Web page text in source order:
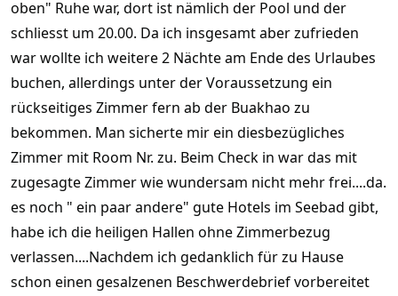
e
)
oben" Ruhe war, dort ist nämlich der Pool und der
schliesst um 20.00. Da ich insgesamt aber zufrieden
war wollte ich weitere 2 Nächte am Ende des Urlaubes
buchen, allerdings unter der Voraussetzung ein
rückseitiges Zimmer fern ab der Buakhao zu
bekommen. Man sicherte mir ein diesbezügliches
Zimmer mit Room Nr. zu. Beim Check in war das mit
zugesagte Zimmer wie wundersam nicht mehr frei....da.
es noch " ein paar andere" gute Hotels im Seebad gibt,
habe ich die heiligen Hallen ohne Zimmerbezug
verlassen....Nachdem ich gedanklich für zu Hause
schon einen gesalzenen Beschwerdebrief vorbereitet